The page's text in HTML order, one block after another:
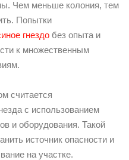
Чем меньше колония, тем
Попытки
гнездо без опыта и
к множественным
считается
с использованием
и оборудования. Такой
источник опасности и
на участке.